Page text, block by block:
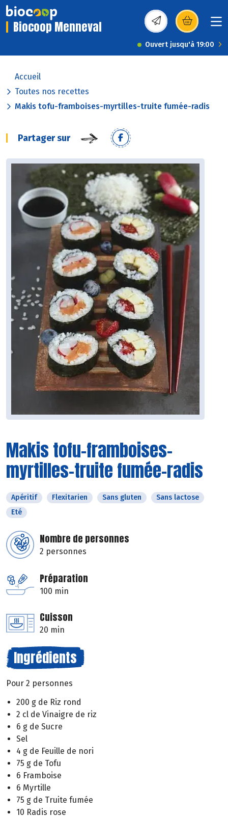
Biocoop Menneval (s’ouvre dans une
Ouvert jusqu'à 19:00
Accueil
Toutes nos recettes
Makis tofu-framboises-myrtilles-truite fumée-radis
Partager sur
Makis tofu-framboises-
myrtilles-truite fumée-radis
Apéritif Flexitarien Sans gluten
Sans lactose
Eté
Nombre de personnes
2 personnes
Préparation
100 min
Cuisson
20 min
Ingrédients
Pour 2 personnes
200 g de Riz rond
2 cl de Vinaigre de riz
6 g de Sucre
Sel
4 g de Feuille de nori
75 g de Tofu
6 Framboise
6 Myrtille
75 g de Truite fumée
10 Radis rose